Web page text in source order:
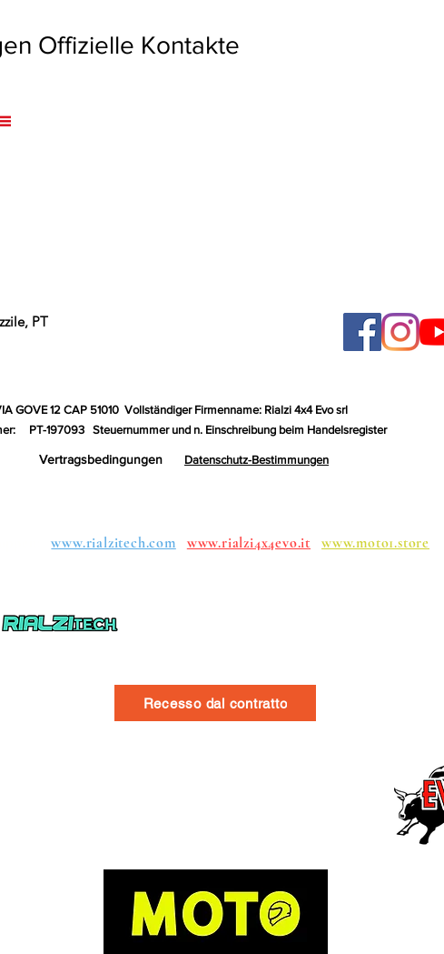
Offizielle Kontakte
PT
GOVE 12 CAP 51010 Vollständiger Firmenname: Rialzi 4x4 Evo srl
PT-197093 Steuernummer und n. Einschreibung beim Handelsregister
Vertragsbedingungen Datenschutz-Bestimmungen
www.rialzitech.com www.rialzi4x4evo.it www.moto1.store
Recesso dal contratto